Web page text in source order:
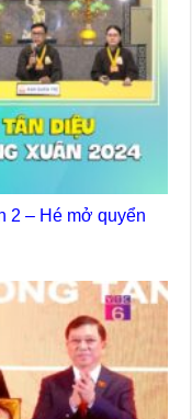
2 – Hé mở quyển